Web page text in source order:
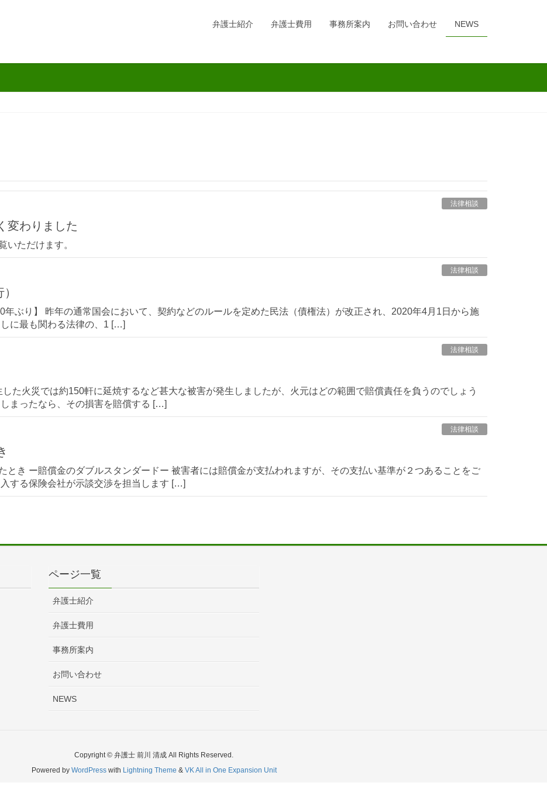
弁護士紹介 弁護士費用 事務所案内 お問い合わせ NEWS
法律相談
変わりました
ご覧いただけます。
法律相談
ぶり】 昨年の通常国会において、契約などのルールを定めた民法（債権法）が改正され、2020年4月1日から施
に最も関わる法律の、1 […]
法律相談
た火災では約150軒に延焼するなど甚大な被害が発生しましたが、火元はどの範囲で賠償責任を負うのでしょう
まったなら、その損害を賠償する […]
法律相談
とき ー賠償金のダブルスタンダードー 被害者には賠償金が支払われますが、その支払い基準が２つあることをご
する保険会社が示談交渉を担当します […]
ページ一覧
弁護士紹介
弁護士費用
事務所案内
お問い合わせ
NEWS
Copyright © 弁護士 前川 清成 All Rights Reserved.
Powered by WordPresswith Lightning Theme & VK All in One Expansion Unit